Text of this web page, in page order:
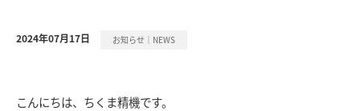
2024年07月17日 お知らせ｜NEWS
こんにちは、ちくま精機です。